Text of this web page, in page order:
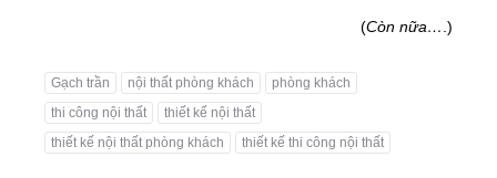
(Còn nữa… .)
Gạch trần nội thất phòng khách
phòng khách
thi công nội thất
thiết kế nội thất
thiết kế nội thất phòng khách
thiết kế thi công nội thất